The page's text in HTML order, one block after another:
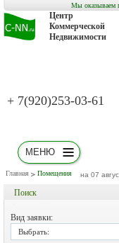
Мы оказываем
Центр
Коммерческой
Недвижимости
+ 7(920)253-03-61
МЕНЮ
Главная Помещения на 07
Поиск
Вид заявки:
Выбрать: